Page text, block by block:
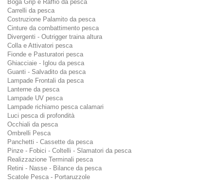
Boga Grip e Raffio da pesca
Carrelli da pesca
Costruzione Palamito da pesca
Cinture da combattimento pesca
Divergenti - Outrigger traina altura
Colla e Attivatori pesca
Fionde e Pasturatori pesca
Ghiacciaie - Iglou da pesca
Guanti - Salvadito da pesca
Lampade Frontali da pesca
Lanterne da pesca
Lampade UV pesca
Lampade richiamo pesca calamari
Luci pesca di profondità
Occhiali da pesca
Ombrelli Pesca
Panchetti - Cassette da pesca
Pinze - Fobici - Coltelli - Slamatori da pesca
Realizzazione Terminali pesca
Retini - Nasse - Bilance da pesca
Scatole Pesca - Portaruzzole